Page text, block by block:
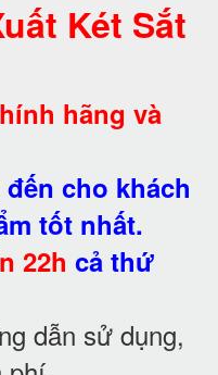
Két Sắt
hãng và
cho khách
tốt nhất.
22h cả thứ
dẫn sử dụng,